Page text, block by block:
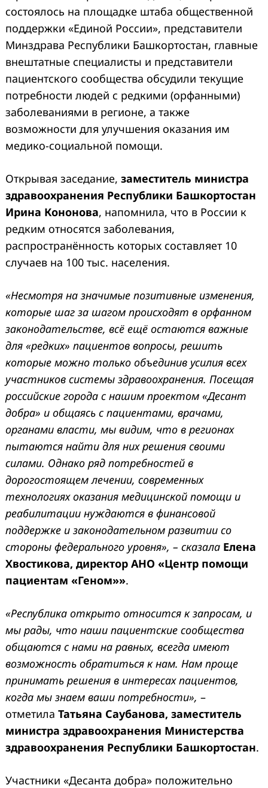
состоялось на площадке штаба общественной
поддержки «Единой России», представители
Минздрава Республики Башкортостан, главные
внештатные специалисты и представители
пациентского сообщества обсудили текущие
потребности людей с редкими (орфанными)
заболеваниями в регионе, а также
возможности для улучшения оказания им
медико-социальной помощи.
Открывая заседание, заместитель министра
здравоохранения Республики Башкортостан
Ирина Кононова, напомнила, что в России к
редким относятся заболевания,
распространённость которых составляет 10
случаев на 100 тыс. населения.
«Несмотря на значимые позитивные изменения,
которые шаг за шагом происходят в орфанном
законодательстве, всё ещё остаются важные
для «редких» пациентов вопросы, решить
которые можно только объединив усилия всех
участников системы здравоохранения. Посещая
российские города с нашим проектом «Десант
добра» и общаясь с пациентами, врачами,
органами власти, мы видим, что в регионах
пытаются найти для них решения своими
силами. Однако ряд потребностей в
дорогостоящем лечении, современных
технологиях оказания медицинской помощи и
реабилитации нуждаются в финансовой
поддержке и законодательном развитии со
стороны федерального уровня», – сказала Елена
Хвостикова, директор АНО «Центр помощи
пациентам «Геном»».
«Республика открыто относится к запросам, и
мы рады, что наши пациентские сообщества
общаются с нами на равных, всегда имеют
возможность обратиться к нам. Нам проще
принимать решения в интересах пациентов,
когда мы знаем ваши потребности», –
отметила Татьяна Саубанова, заместитель
министра здравоохранения Министерства
здравоохранения Республики Башкортостан.
Участники «Десанта добра» положительно
Search
for: